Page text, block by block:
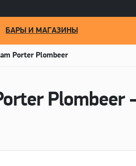
БАРЫ И МАГАЗИНЫ
Porter Plombeer
Plombeer